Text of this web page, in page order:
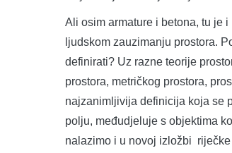
Ali osim armature i betona, tu je
ljudskom zauzimanju prostora.
definirati? Uz razne teorije
prostora, metričkog prostora,
najzanimljivija definicija koja se
polju, međudjeluje s objektima
nalazimo i u novoj izložbi riječke